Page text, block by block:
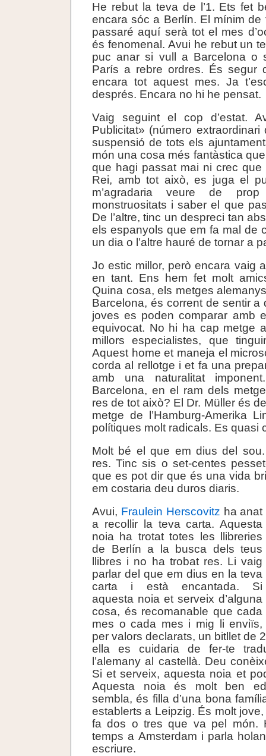
He rebut la teva de l’1. Ets fet
encara sóc a Berlín. El mínim de
passaré aquí serà tot el mes
és fenomenal. Avui he rebut un
puc anar si vull a Barcelona o
París a rebre ordres. És segur
encara tot aquest mes. Ja
després. Encara no hi he pensat.
Vaig seguint el cop d’estat.
Publicitat» (número
suspensió de tots els
món una cosa més fantàstica
que hagi passat mai ni crec
Rei, amb tot això, es juga el
m’agradaria veure de
monstruositats i saber el que
De l’altre, tinc un despreci tan
els espanyols que em fa mal de
un dia o l’altre hauré de tornar a
Jo estic millor, però encara vaig
en tant. Ens hem fet molt
Quina cosa, els metges
Barcelona, és corrent de sentir a
joves es poden comparar amb
equivocat. No hi ha cap metge
millors especialistes, que
Aquest home et maneja el
corda al rellotge i et fa una
amb una naturalitat
Barcelona, en el ram dels
res de tot això? El Dr. Müller és
metge de l’Hamburg-Amerika
polítiques molt radicals. Es quasi
Molt bé el que em dius del
res. Tinc sis o set-centes
que es pot dir que és una vida
em costaria deu duros diaris.
Avui, Fraulein Herscovitz ha anat
a recollir la teva carta. Aquesta
noia ha trotat totes les llibreries
de Berlín a la busca dels teus
llibres i no ha trobat res. Li vaig
parlar del que em dius en la teva
carta i està encantada. Si
aquesta noia et serveix d’alguna
cosa, és recomanable que cada
mes o cada mes i mig li enviïs,
per valors declarats, un bitllet de
ella es cuidaria de fer-te
l’alemany al castellà. Deu
Si et serveix, aquesta noia et
Aquesta noia és molt ben
sembla, és filla d’una bona
establerts a Leipzig. És molt
fa dos o tres que va pel món.
temps a Amsterdam i parla
escriure.